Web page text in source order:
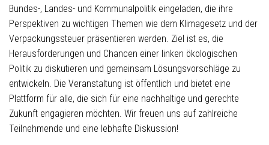
Bundes-, Landes- und Kommunalpolitik eingeladen, die ihre
Perspektiven zu wichtigen Themen wie dem Klimagesetz und der
Verpackungssteuer präsentieren werden. Ziel ist es, die
Herausforderungen und Chancen einer linken ökologischen
Politik zu diskutieren und gemeinsam Lösungsvorschläge zu
entwickeln. Die Veranstaltung ist öffentlich und bietet eine
Plattform für alle, die sich für eine nachhaltige und gerechte
Zukunft engagieren möchten. Wir freuen uns auf zahlreiche
Teilnehmende und eine lebhafte Diskussion!